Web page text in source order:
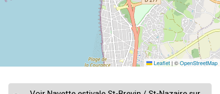
Leaflet | ©OpenStreetMap